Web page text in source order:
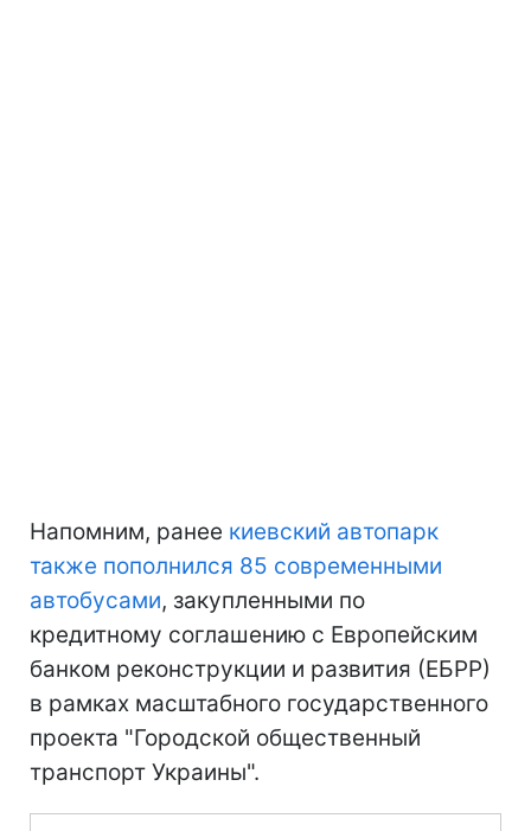
Напомним, ранее киевский автопарк
также пополнился 85 современными
автобусами, закупленными по
кредитному соглашению с Европейским
банком реконструкции и развития (ЕБРР)
в рамках масштабного государственного
проекта "Городской общественный
транспорт Украины".